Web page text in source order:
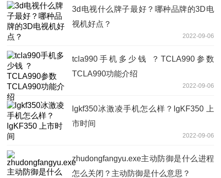
3d电视什么牌子最好？哪种品牌的3D电
视机好点？
2022-09-06
tcla990手机多少钱 ？TCLA990参数
TCLA990功能介绍
2022-09-06
lgkf350冰激凌手机怎么样？lgKF350 上
市时间
2022-09-06
zhudongfangyu.exe主动防御是什么进程
怎么关闭？主动防御是什么意思？